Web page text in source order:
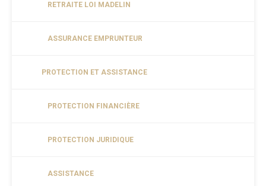
RETRAITE LOI MADELIN
ASSURANCE EMPRUNTEUR
PROTECTION ET ASSISTANCE
PROTECTION FINANCIÈRE
PROTECTION JURIDIQUE
ASSISTANCE